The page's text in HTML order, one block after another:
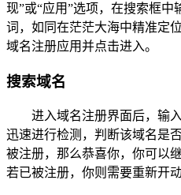
现”或“应用”选项，在搜索框中
词，如同在茫茫大海中精准定
域名注册应用并点击进入。
搜索域名
进入域名注册界面后，输
迅速进行检测，判断该域名是
被注册，那么恭喜你，你可以
若已被注册，你则需要重新开